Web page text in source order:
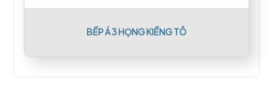
BẾP Á 3 HỌNG KIỀNG TÔ